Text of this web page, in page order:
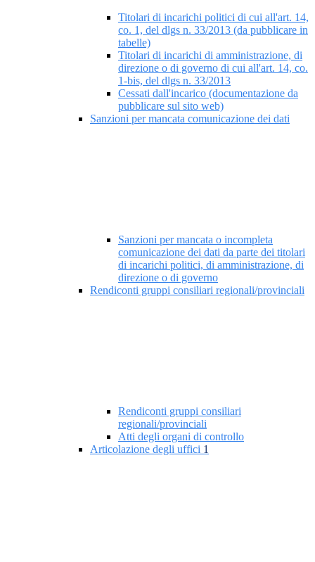
Titolari di incarichi politici di cui all'art. 14,
co. 1, del dlgs n. 33/2013 (da pubblicare in
tabelle)
Titolari di incarichi di amministrazione, di
direzione o di governo di cui all'art. 14, co.
1-bis, del dlgs n. 33/2013
Cessati dall'incarico (documentazione da
pubblicare sul sito web)
Sanzioni per mancata comunicazione dei dati
Sanzioni per mancata o incompleta
comunicazione dei dati da parte dei titolari
di incarichi politici, di amministrazione, di
direzione o di governo
Rendiconti gruppi consiliari regionali/provinciali
Rendiconti gruppi consiliari
regionali/provinciali
Atti degli organi di controllo
Articolazione degli uffici 1